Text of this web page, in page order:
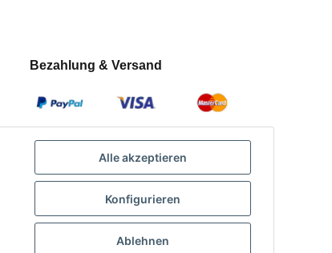
Bezahlung & Versand
Alle akzeptieren
Konfigurieren
Ablehnen